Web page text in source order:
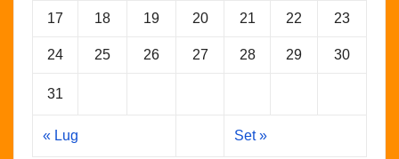
17 18 19 20 21 22 23
24 25 26 27 28 29 30
31
« Lug Set »